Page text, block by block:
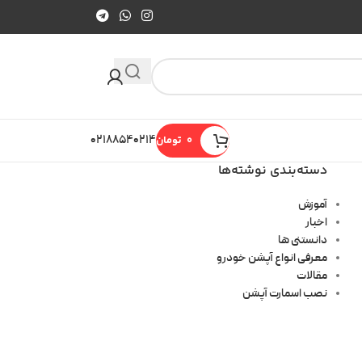
تومان۰۲۱۸۸۵۴۰۲۱۴
دسته‌بندی نوشته‌ها
آموزش
اخبار
دانستنی ها
معرفی انواع آپشن خودرو
مقالات
نصب اسمارت آپشن